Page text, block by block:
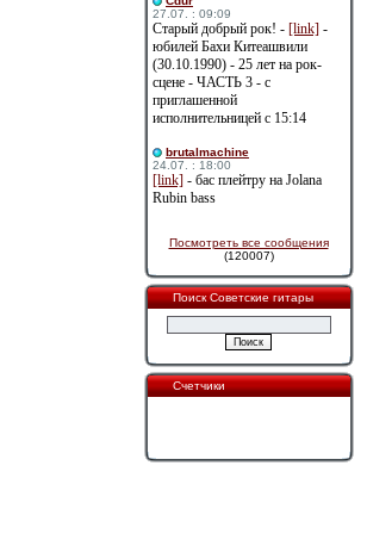
27.07. : 09:09
Старый добрый рок! - [link] -
юбилей Бахи Китеашвили
(30.10.1990) - 25 лет на рок-
сцене - ЧАСТЬ 3 - с
приглашенной
исполнительницей с 15:14
brutalmachine
24.07. : 18:00
[link] - бас плейтру на Jolana
Rubin bass
Посмотреть все сообщения
(120007)
Поиск Советские гитары
Счетчики